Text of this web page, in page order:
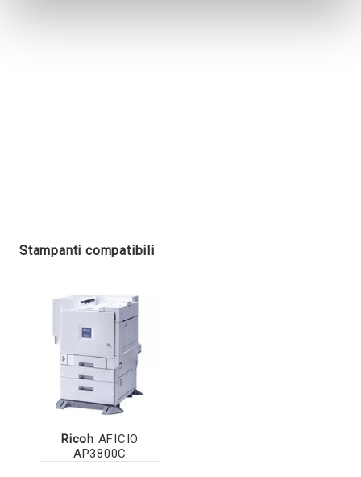
Stampanti compatibili
Ricoh AFICIO
AP3800C